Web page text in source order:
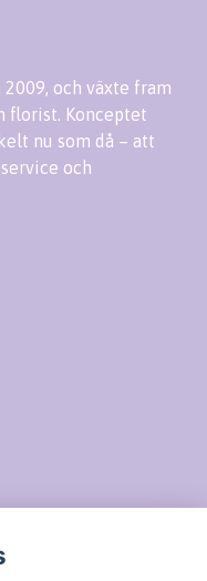
och växte fram
florist. Konceptet
nu som då – att
och